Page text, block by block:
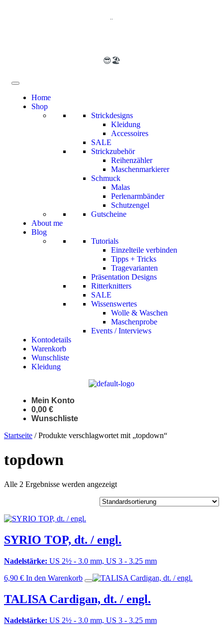
..
😎🏖️
Home
Shop
Strickdesigns
Kleidung
Accessoires
SALE
Strickzubehör
Reihenzähler
Maschenmarkierer
Schmuck
Malas
Perlenarmbänder
Schutzengel
Gutscheine
About me
Blog
Tutorials
Einzelteile verbinden
Tipps + Tricks
Tragevarianten
Präsentation Designs
Ritterknitters
SALE
Wissenswertes
Wolle & Waschen
Maschenprobe
Events / Interviews
Kontodetails
Warenkorb
Wunschliste
Kleidung
Mein Konto
0,00 €
Wunschliste
Startseite / Produkte verschlagwortet mit „topdown“
topdown
Alle 2 Ergebnisse werden angezeigt
SYRIO TOP, dt. / engl.
Nadelstärke: US 2½ - 3.0 mm, US 3 - 3.25 mm
6,90 € In den Warenkorb
TALISA Cardigan, dt. / engl.
Nadelstärke: US 2½ - 3.0 mm, US 3 - 3.25 mm